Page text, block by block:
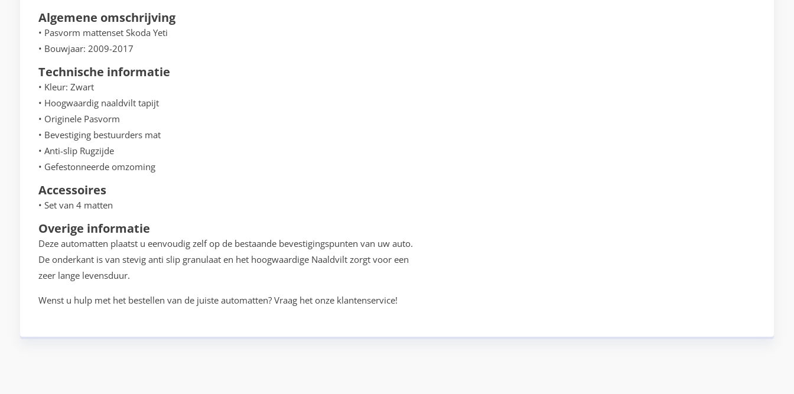
Algemene omschrijving
• Pasvorm mattenset Skoda Yeti
• Bouwjaar: 2009-2017
Technische informatie
• Kleur: Zwart
• Hoogwaardig naaldvilt tapijt
• Originele Pasvorm
• Bevestiging bestuurders mat
• Anti-slip Rugzijde
• Gefestonneerde omzoming
Accessoires
• Set van 4 matten
Overige informatie
Deze automatten plaatst u eenvoudig zelf op de bestaande bevestigingspunten van uw auto.
De onderkant is van stevig anti slip granulaat en het hoogwaardige Naaldvilt zorgt voor een
zeer lange levensduur.
Wenst u hulp met het bestellen van de juiste automatten? Vraag het onze klantenservice!